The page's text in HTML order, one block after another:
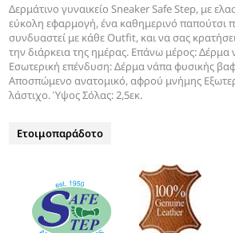
Δερμάτινο γυναικείο Sneaker Safe Step, με
εύκολη εφαρμογή, ένα καθημερινό παπούτσι
συνδυαστεί με κάθε Outfit, και να σας
την διάρκεια της ημέρας. Επάνω μέρος:
Εσωτερική επένδυση: Δέρμα νάπα φυσικής
Αποσπώμενο ανατομικό, αφρού μνήμης
λάστιχο. Ύψος Σόλας: 2,5εκ.
Ετοιμοπαράδοτο